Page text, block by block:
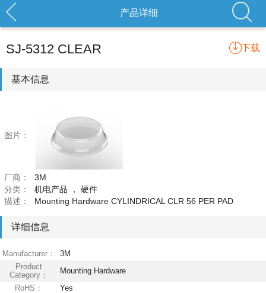
产品详细
SJ-5312 CLEAR 下载
基本信息
图片：
厂商：
3M
分类：
机电产品 ， 硬件
描述：
Mounting Hardware CYLINDRICAL CLR 56 PER PAD
详细信息
Manufacturer：
3M
Product
Category：
Mounting Hardware
RoHS：
Yes